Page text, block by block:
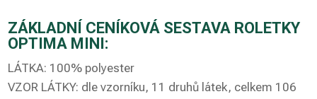
ZÁKLADNÍ CENÍKOVÁ SESTAVA ROLETKY
OPTIMA MINI:
LÁTKA: 100% polyester
VZOR LÁTKY: dle vzorníku, 11 druhů látek, celkem 106